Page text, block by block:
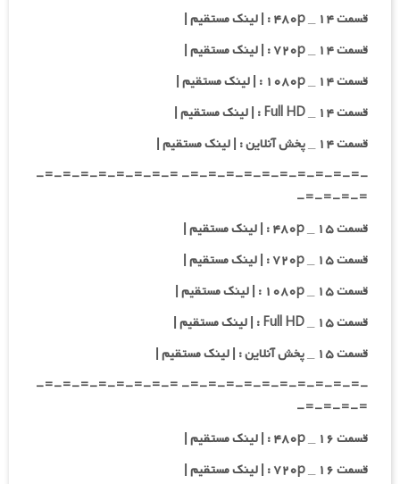
قسمت ۱۴ _ ۴۸۰p : | لینک مستقیم |
قسمت ۱۴ _ ۷۲۰p : | لینک مستقیم |
قسمت ۱۴ _ ۱۰۸۰p : | لینک مستقیم |
قسمت ۱۴ _ Full HD : | لینک مستقیم |
قسمت ۱۴ _ پخش آنلاین : | لینک مستقیم |
-=-=-=-=-=-=-=-=-=-=- =-=-=-=-=-=-=-=-
=-=-=-=-
قسمت ۱۵ _ ۴۸۰p : | لینک مستقیم |
قسمت ۱۵ _ ۷۲۰p : | لینک مستقیم |
قسمت ۱۵ _ ۱۰۸۰p : | لینک مستقیم |
قسمت ۱۵ _ Full HD : | لینک مستقیم |
قسمت ۱۵ _ پخش آنلاین : | لینک مستقیم |
-=-=-=-=-=-=-=-=-=-=- =-=-=-=-=-=-=-=-
=-=-=-=-
قسمت ۱۶ _ ۴۸۰p : | لینک مستقیم |
قسمت ۱۶ _ ۷۲۰p : | لینک مستقیم |